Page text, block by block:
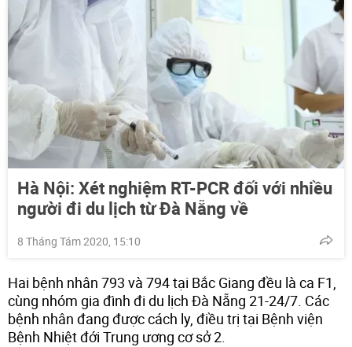
Hà Nội: Xét nghiệm RT-PCR đối với nhiều
người đi du lịch từ Đà Nẵng về
8 Tháng Tám 2020, 15:10
Hai bệnh nhân 793 và 794 tại Bắc Giang đều là ca F1,
cùng nhóm gia đình đi du lịch Đà Nẵng 21-24/7. Các
bệnh nhân đang được cách ly, điều trị tại Bệnh viện
Bệnh Nhiệt đới Trung ương cơ sở 2.